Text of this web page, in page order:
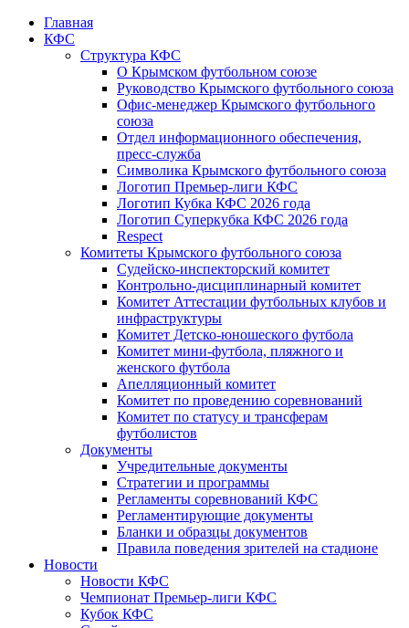
Главная
КФС
Структура КФС
О Крымском футбольном союзе
Руководство Крымского футбольного союза
Офис-менеджер Крымского футбольного
союза
Отдел информационного обеспечения,
пресс-служба
Символика Крымского футбольного союза
Логотип Премьер-лиги КФС
Логотип Кубка КФС 2026 года
Логотип Суперкубка КФС 2026 года
Respect
Комитеты Крымского футбольного союза
Судейско-инспекторский комитет
Контрольно-дисциплинарный комитет
Комитет Аттестации футбольных клубов и
инфраструктуры
Комитет Детско-юношеского футбола
Комитет мини-футбола, пляжного и
женского футбола
Апелляционный комитет
Комитет по проведению соревнований
Комитет по статусу и трансферам
футболистов
Документы
Учредительные документы
Стратегии и программы
Регламенты соревнований КФС
Регламентирующие документы
Бланки и образцы документов
Правила поведения зрителей на стадионе
Новости
Новости КФС
Чемпионат Премьер-лиги КФС
Кубок КФС